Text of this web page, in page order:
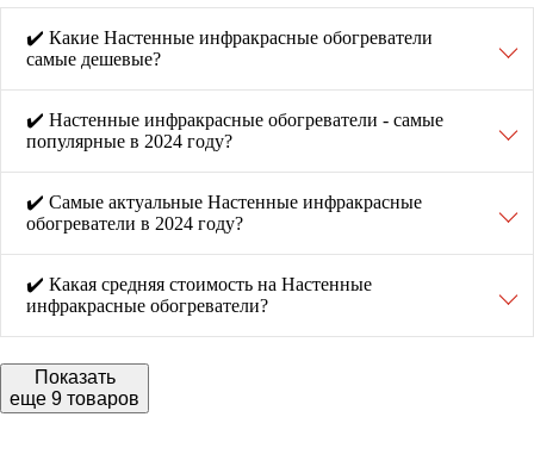
✔️ Какие Настенные инфракрасные обогреватели
самые дешевые?
✔️ Настенные инфракрасные обогреватели - самые
популярные в 2024 году?
✔️ Самые актуальные Настенные инфракрасные
обогреватели в 2024 году?
✔️ Какая средняя стоимость на Настенные
инфракрасные обогреватели?
Показать
еще 9 товаров